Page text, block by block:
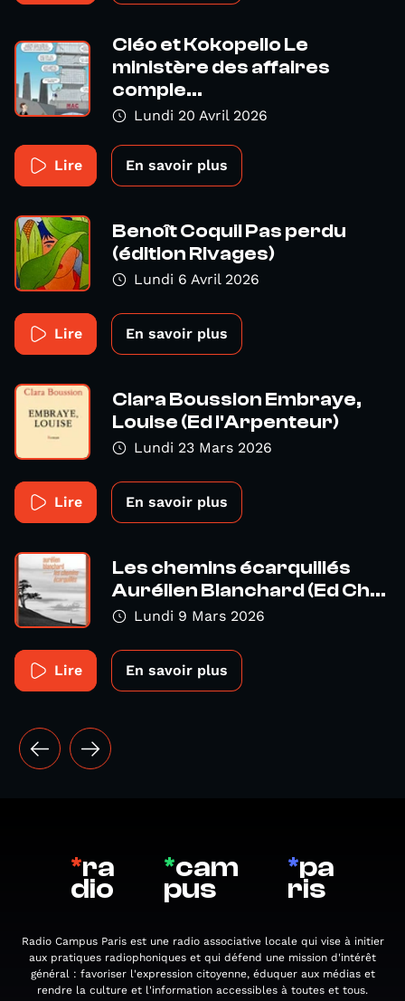
Cléo et Kokopello Le
ministère des affaires
comple...
Lundi 20 Avril 2026
Lire En savoir plus
Benoît Coquil Pas perdu
(édition Rivages)
Lundi 6 Avril 2026
Lire En savoir plus
Clara Boussion Embraye,
Louise (Ed l'Arpenteur)
Lundi 23 Mars 2026
Lire En savoir plus
Les chemins écarquillés
Aurélien Blanchard (Ed Ch...
Lundi 9 Mars 2026
Lire En savoir plus
*ra
dio
*cam
pus
*pa
ris
Radio Campus Paris est une radio associative locale qui vise à initier
aux pratiques radiophoniques et qui défend une mission d'intérêt
général : favoriser l'expression citoyenne, éduquer aux médias et
rendre la culture et l'information accessibles à toutes et tous.